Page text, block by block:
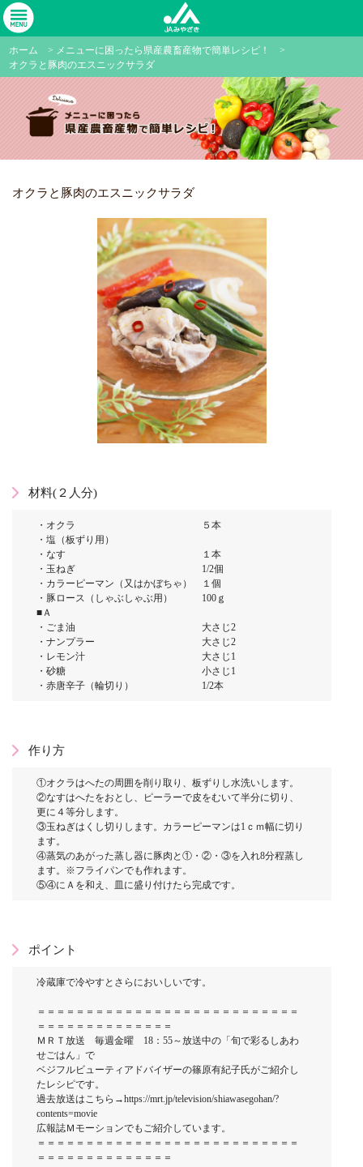
ホーム > メニューに困ったら県産農畜産物で簡単レシピ！
>
オクラと豚肉のエスニックサラダ
オクラと豚肉のエスニックサラダ
材料(２人分)
・オクラ ５本
・塩（板ずり用）
・なす １本
・玉ねぎ 1/2個
・カラーピーマン（又はかぼちゃ） １個
・豚ロース（しゃぶしゃぶ用） 100ｇ
■Ａ
・ごま油 大さじ2
・ナンプラー 大さじ2
・レモン汁 大さじ1
・砂糖 小さじ1
・赤唐辛子（輪切り） 1/2本
作り方
①オクラはへたの周囲を削り取り、板ずりし水洗いします。
②なすはへたをおとし、ピーラーで皮をむいて半分に切り、
更に４等分します。
③玉ねぎはくし切りします。カラーピーマンは1ｃｍ幅に切り
ます。
④蒸気のあがった蒸し器に豚肉と①・②・③を入れ8分程蒸し
ます。※フライパンでも作れます。
⑤④にＡを和え、皿に盛り付けたら完成です。
ポイント
冷蔵庫で冷やすとさらにおいしいです。
＝＝＝＝＝＝＝＝＝＝＝＝＝＝＝＝＝＝＝＝＝＝＝＝＝＝＝
＝＝＝＝＝＝＝＝＝＝＝＝＝＝
ＭＲＴ放送 毎週金曜 18：55～放送中の「旬で彩るしあわ
せごはん」で
ベジフルビューティアドバイザーの篠原有紀子氏がご紹介し
たレシピです。
過去放送はこちら→https://mrt.jp/television/shiawasegohan/?
contents=movie
広報誌Ｍモーションでもご紹介しています。
＝＝＝＝＝＝＝＝＝＝＝＝＝＝＝＝＝＝＝＝＝＝＝＝＝＝＝
＝＝＝＝＝＝＝＝＝＝＝＝＝＝